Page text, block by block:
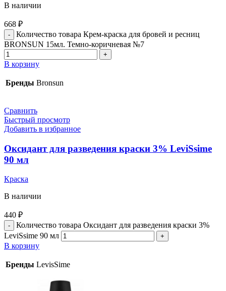
В наличии
668 ₽
Количество товара Крем-краска для бровей и ресниц
BRONSUN 15мл. Темно-коричневая №7
В корзину
Бренды Bronsun
Сравнить
Быстрый просмотр
Добавить в избранное
Оксидант для разведения краски 3% LeviSsime
90 мл
Краска
В наличии
440 ₽
Количество товара Оксидант для разведения краски 3%
LeviSsime 90 мл
В корзину
Бренды LevisSime